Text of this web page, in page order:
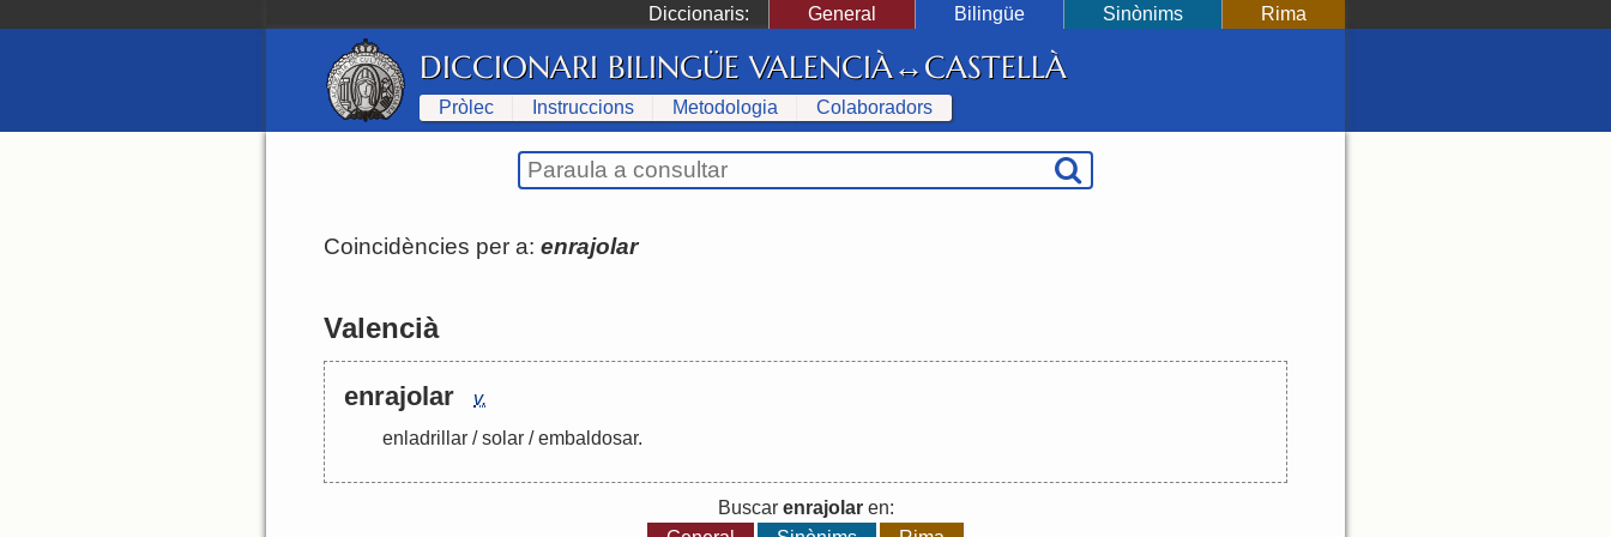
Diccionaris: General Bilingüe Sinònims Rima
DICCIONARI BILINGÜE VALENCIÀ↔CASTELLÀ
Pròlec Instruccions Metodologia Colaboradors
Coincidències per a: enrajolar
Valencià
enrajolar
v.
enladrillar /solar /embaldosar.
Buscar enrajolaren: